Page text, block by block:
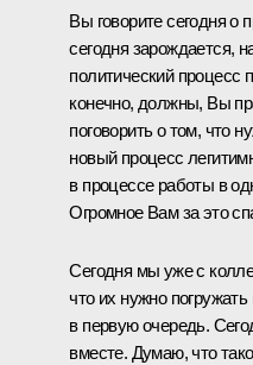
Вы говорите сегодня о
сегодня зарождается,
политический
конечно, должны, Вы
поговорить о том, что
новый процесс
в процессе работы в
Огромное Вам за это
Сегодня мы уже с
что их нужно
в первую очередь.
вместе. Думаю, что